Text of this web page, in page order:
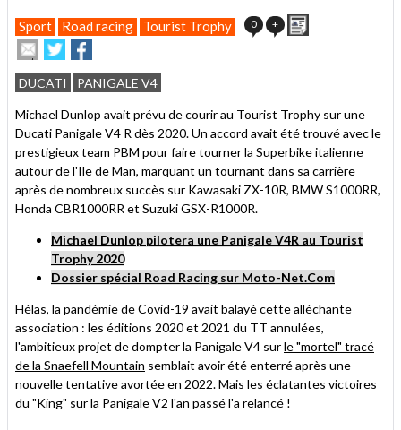
Sport Road racing Tourist Trophy 0 +
Envoyer
cet
article
à
un
ami
Partager
sur
Twitter
sur
Facebook
DUCATI PANIGALE V4
Michael Dunlop avait prévu de courir au Tourist Trophy sur une
Ducati Panigale V4 R dès 2020. Un accord avait été trouvé avec le
prestigieux team PBM pour faire tourner la Superbike italienne
autour de l'Ile de Man, marquant un tournant dans sa carrière
après de nombreux succès sur Kawasaki ZX-10R, BMW S1000RR,
Honda CBR1000RR et Suzuki GSX-R1000R.
Michael Dunlop pilotera une Panigale V4R au Tourist
Trophy 2020
Dossier spécial Road Racing sur Moto-Net.Com
Hélas, la pandémie de Covid-19 avait balayé cette alléchante
association : les éditions 2020 et 2021 du TT annulées,
l'ambitieux projet de dompter la Panigale V4 surle "mortel" tracé
de la Snaefell Mountain semblait avoir été enterré après une
nouvelle tentative avortée en 2022. Mais les éclatantes victoires
du "King" sur la Panigale V2 l'an passé l'a relancé !